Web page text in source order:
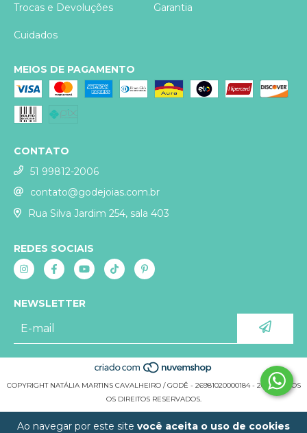
Ao navegar por este site você aceita o uso de cookies
Trocas e Devoluções Garantia
Cuidados
MEIOS DE PAGAMENTO
CONTATO
51 99812-2006
contato@godejoias.com.br
Rua Silva Jardim 254, sala 403
REDES SOCIAIS
NEWSLETTER
COPYRIGHT NATÁLIA MARTINS CAVALHEIRO / GODÊ - 26981020000184 - 2026. TODOS
OS DIREITOS RESERVADOS.